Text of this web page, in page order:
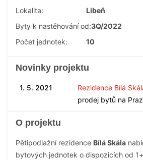
Lokalita:
Libeň
Byty k nastěhování od:3Q/2022
Počet jednotek:
10
Novinky projektu
1. 5. 2021 Rezidence Bílá
prodej bytů na
O projektu
Pětipodlažní rezidence Bílá Skála
bytových jednotek o dispozicích od